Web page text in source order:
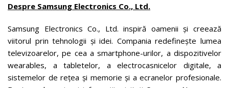
Despre Samsung Electronics Co., Ltd.
Samsung Electronics Co., Ltd. inspiră oamenii și creează
viitorul prin tehnologii și idei. Compania redefinește lumea
televizoarelor, pe cea a smartphone-urilor, a dispozitivelor
wearables, a tabletelor, a electrocasnicelor digitale, a
sistemelor de rețea și memorie și a ecranelor profesionale.